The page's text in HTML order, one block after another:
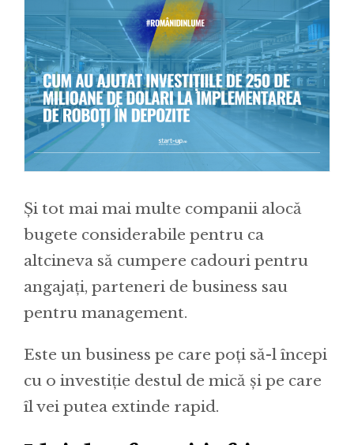
Și tot mai mai multe companii alocă
bugete considerabile pentru ca
altcineva să cumpere cadouri pentru
angajați, parteneri de business sau
pentru management.
Este un business pe care poți să-l începi
cu o investiție destul de mică și pe care
îl vei putea extinde rapid.